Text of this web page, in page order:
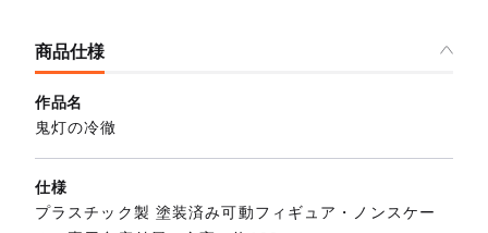
商品仕様
作品名
鬼灯の冷徹
仕様
プラスチック製 塗装済み可動フィギュア・ノンスケー